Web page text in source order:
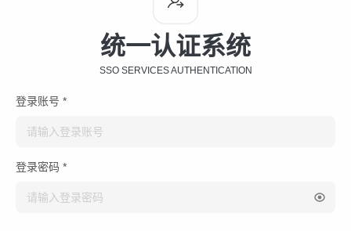
统一认证系统
SSO SERVICES AUTHENTICATION
登录账号 *
登录密码 *